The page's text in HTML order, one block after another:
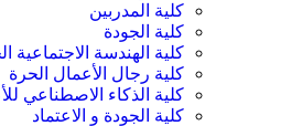
كلية المدربين
كلية الجودة
كلية الهندسة الاجتماعية
كلية رجال الأعمال الحرة
كلية الذكاء الاصطناعي
كلية الجودة و الاعتماد